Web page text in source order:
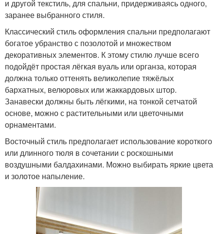
и другой текстиль, для спальни, придерживаясь одного,
заранее выбранного стиля.
Классический стиль оформления спальни предполагают
богатое убранство с позолотой и множеством
декоративных элементов. К этому стилю лучше всего
подойдёт простая лёгкая вуаль или органза, которая
должна только оттенять великолепие тяжёлых
бархатных, велюровых или жаккардовых штор.
Занавески должны быть лёгкими, на тонкой сетчатой
основе, можно с растительными или цветочными
орнаментами.
Восточный стиль предполагает использование короткого
или длинного тюля в сочетании с роскошными
воздушными балдахинами. Можно выбирать яркие цвета
и золотое напыление.